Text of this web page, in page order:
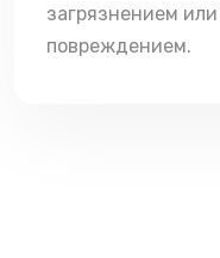
загрязнением
повреждением.